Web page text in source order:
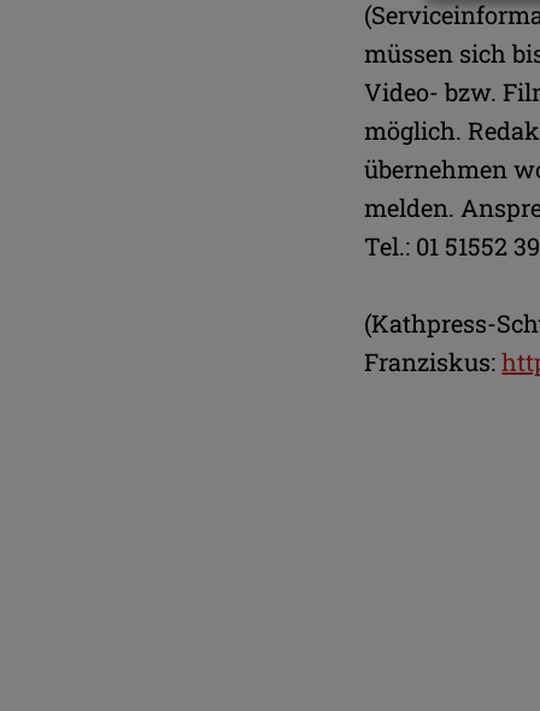
müssen sich
Video- bzw.
möglich.
übernehmen
melden.
Tel.: 01 51552
(Kathpress-
Franziskus: